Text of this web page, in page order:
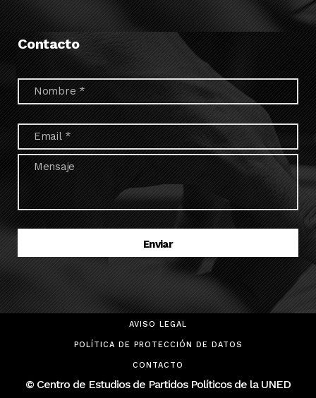
Contacto
AVISO LEGAL
POLÍTICA DE PROTECCIÓN DE DATOS
CONTACTO
© Centro de Estudios de Partidos Políticos de la UNED